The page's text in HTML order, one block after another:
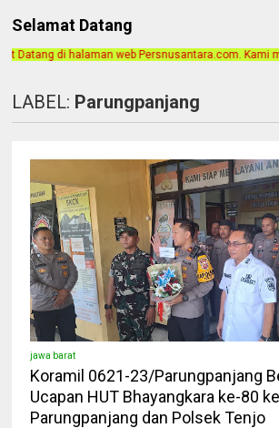
Selamat Datang
web Persnusantara.com. Kami merilis berita dengan
LABEL: Parungpanjang
jawa barat
Koramil 0621-23/Parungpanjang
Ucapan HUT Bhayangkara ke-80
Parungpanjang dan Polsek Tenjo